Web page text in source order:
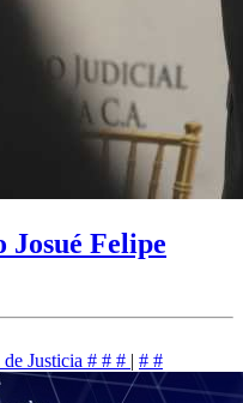
Josué Felipe
Justicia # # # | # #